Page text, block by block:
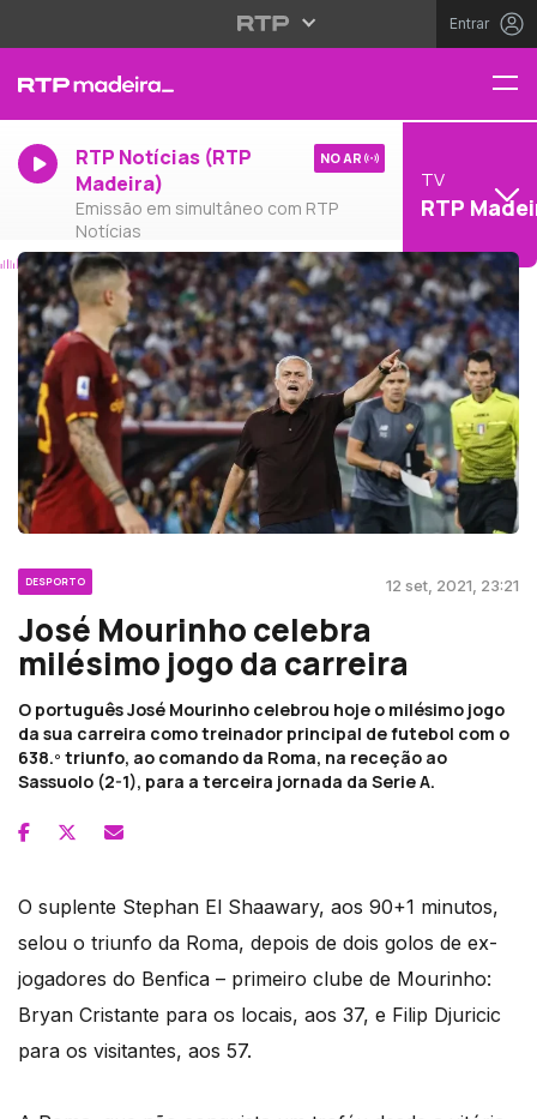
Entrar
RTP Notícias (RTP
Madeira)
Emissão em simultâneo com RTP
Notícias
NO AR
TV
RTP
DESPORTO 12 set, 2021, 23:21
José Mourinho celebra
milésimo jogo da carreira
O português José Mourinho celebrou hoje o milésimo jogo
da sua carreira como treinador principal de futebol com o
638.º triunfo, ao comando da Roma, na receção ao
Sassuolo (2-1), para a terceira jornada da Serie A.
O suplente Stephan El Shaawary, aos 90+1 minutos,
selou o triunfo da Roma, depois de dois golos de ex-
jogadores do Benfica – primeiro clube de Mourinho:
Bryan Cristante para os locais, aos 37, e Filip Djuricic
para os visitantes, aos 57.